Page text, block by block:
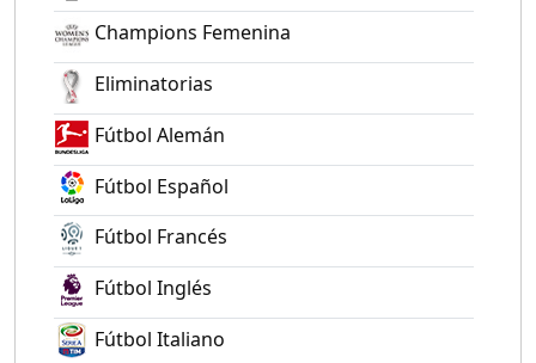
Champions Femenina
Eliminatorias
Fútbol Alemán
Fútbol Español
Fútbol Francés
Fútbol Inglés
Fútbol Italiano